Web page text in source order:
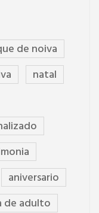
de noiva
natal
aniversario
de adulto